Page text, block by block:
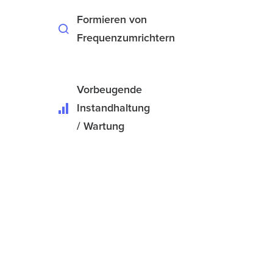
Formieren von
Frequenzumrichtern
Vorbeugende
Instandhaltung
/ Wartung